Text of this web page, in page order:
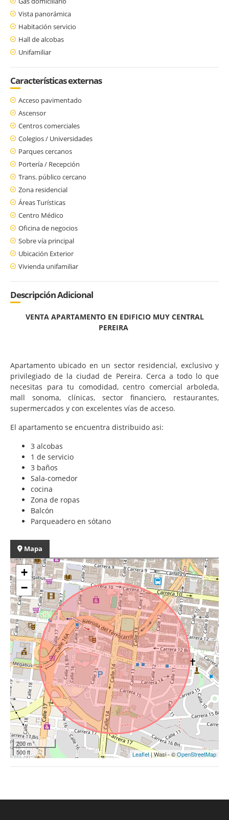
Vista panorámica
Habitación servicio
Hall de alcobas
Unifamiliar
Características externas
Acceso pavimentado
Ascensor
Centros comerciales
Colegios / Universidades
Parques cercanos
Portería / Recepción
Trans. público cercano
Zona residencial
Áreas Turísticas
Centro Médico
Oficina de negocios
Sobre vía principal
Ubicación Exterior
Vivienda unifamiliar
Descripción Adicional
VENTA APARTAMENTO EN EDIFICIO MUY CENTRAL
PEREIRA
Apartamento ubicado en un sector residencial, exclusivo y
privilegiado de la ciudad de Pereira. Cerca a todo lo que
necesitas para tu comodidad, centro comercial arboleda,
mall sonoma, clínicas, sector financiero, restaurantes,
supermercados y con excelentes vías de acceso.
El apartamento se encuentra distribuido asi:
3 alcobas
1 de servicio
3 baños
Sala-comedor
cocina
Zona de ropas
Balcón
Parqueadero en sótano
Mapa
+
−
200 m
500 ft
Leaflet| Wasi - ©OpenStreetMap